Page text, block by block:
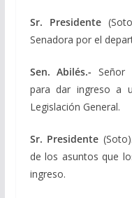
Sr. Presidente
Senadora por el
Sen. Abilés.- Señor
para dar ingreso a
Legislación General.
Sr. Presidente
de los asuntos que
ingreso.